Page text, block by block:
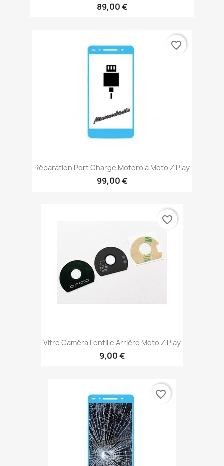
89,00 €
Réparation Port Charge Motorola Moto Z Play
99,00 €
favorite_border
Vitre Caméra Lentille Arrière Moto Z Play
9,00 €
favorite_border
favorite_border